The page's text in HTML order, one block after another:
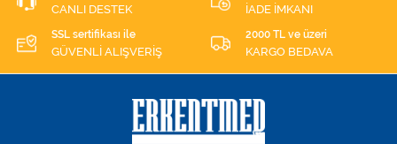
CANLI DESTEK İADE İMKANI
SSL sertifikası ile
GÜVENLİ ALIŞVERİŞ
2000 TL ve üzeri
KARGO BEDAVA